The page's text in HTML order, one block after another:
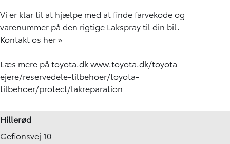
Vi er klar til at hjælpe med at finde farvekode og
varenummer på den rigtige Lakspray til din bil.
Kontakt os her »
Læs mere på toyota.dkwww.toyota.dk/toyota-
ejere/reservedele-tilbehoer/toyota-
tilbehoer/protect/lakreparation
Hillerød
Gefionsvej 10